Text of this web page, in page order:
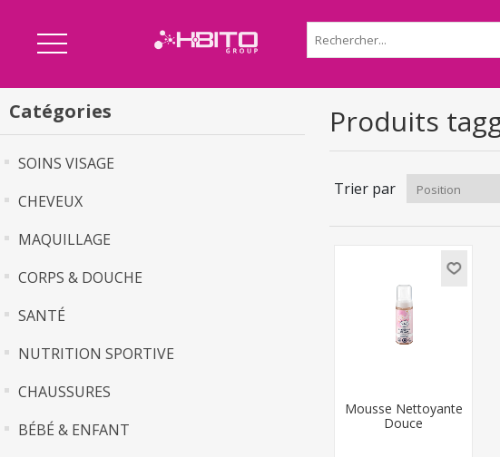
Catégories
SOINS VISAGE
CHEVEUX
MAQUILLAGE
CORPS & DOUCHE
SANTÉ
NUTRITION SPORTIVE
CHAUSSURES
BÉBÉ & ENFANT
Produits
Trier par
Mousse Nettoyante
Douce